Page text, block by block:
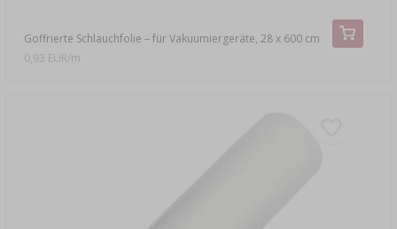
Goffrierte Schlauchfolie – für Vakuumiergeräte, 28 x 600 cm
0,93 EUR/m